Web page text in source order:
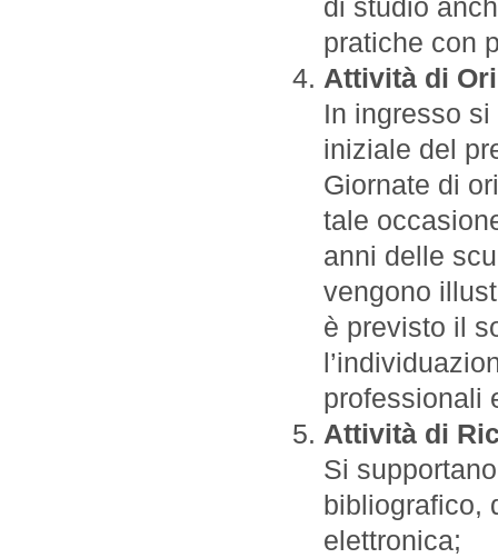
di studio
pratiche con
Attività di
In ingresso
iniziale del
Giornate di
tale
anni delle
vengono
è previsto il
professionali
Attività di
Si
bibliografico,
elettronica;